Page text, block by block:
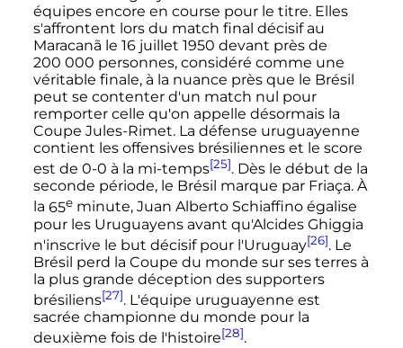
équipes encore en course pour le titre. Elles
s'affrontent lors du match final décisif au
Maracanã le 16 juillet 1950 devant près de
200 000 personnes, considéré comme une
véritable finale, à la nuance près que le Brésil
peut se contenter d'un match nul pour
remporter celle qu'on appelle désormais la
Coupe Jules-Rimet. La défense uruguayenne
contient les offensives brésiliennes et le score
est de 0-0 à la mi-temps[25]. Dès le début de la
seconde période, le Brésil marque par Friaça. À
la 65e minute, Juan Alberto Schiaffino égalise
pour les Uruguayens avant qu'Alcides Ghiggia
n'inscrive le but décisif pour l'Uruguay[26]. Le
Brésil perd la Coupe du monde sur ses terres à
la plus grande déception des supporters
brésiliens[27]. L'équipe uruguayenne est
sacrée championne du monde pour la
deuxième fois de l'histoire[28].